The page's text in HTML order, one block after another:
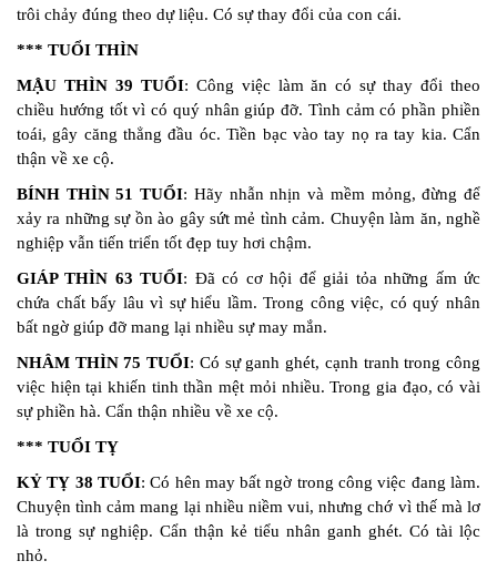
trôi chảy đúng theo dự liệu. Có sự thay đổi của con cái.
*** TUỔI THÌN
MẬU THÌN 39 TUỔI: Công việc làm ăn có sự thay đổi theo
chiều hướng tốt vì có quý nhân giúp đỡ. Tình cảm có phần phiền
toái, gây căng thẳng đầu óc. Tiền bạc vào tay nọ ra tay kia. Cẩn
thận về xe cộ.
BÍNH THÌN 51 TUỔI: Hãy nhẫn nhịn và mềm mỏng, đừng để
xảy ra những sự ồn ào gây sứt mẻ tình cảm. Chuyện làm ăn, nghề
nghiệp vẫn tiến triển tốt đẹp tuy hơi chậm.
GIÁP THÌN 63 TUỔI: Đã có cơ hội để giải tỏa những ấm ức
chứa chất bấy lâu vì sự hiểu lầm. Trong công việc, có quý nhân
bất ngờ giúp đỡ mang lại nhiều sự may mắn.
NHÂM THÌN 75 TUỔI: Có sự ganh ghét, cạnh tranh trong công
việc hiện tại khiến tinh thần mệt mỏi nhiều. Trong gia đạo, có vài
sự phiền hà. Cẩn thận nhiều về xe cộ.
*** TUỔI TỴ
KỶ TỴ 38 TUỔI: Có hên may bất ngờ trong công việc đang làm.
Chuyện tình cảm mang lại nhiều niềm vui, nhưng chớ vì thế mà lơ
là trong sự nghiệp. Cẩn thận kẻ tiểu nhân ganh ghét. Có tài lộc
nhỏ.